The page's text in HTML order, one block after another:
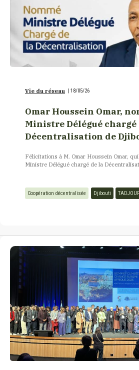
Vie du réseau | 18/05/26
Omar Houssein Omar,
Ministre Délégué chargé
Décentralisation de
Félicitations à M. Omar Houssein Omar,
Ministre Délégué chargé de la
Coopération décentralisée Djibouti